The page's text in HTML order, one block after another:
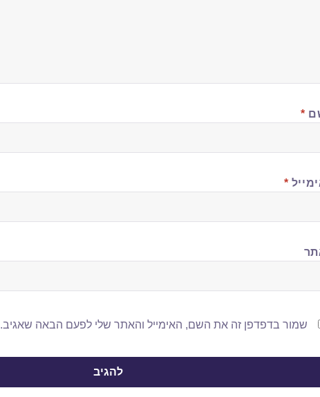
*
*
שמור בדפדפן זה את השם, האימייל והאתר שלי לפעם הבאה שאגיב.